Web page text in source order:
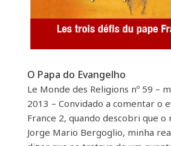
O Papa do Evangelho
Le Monde des Religions nº 59 –
2013 – Convidado a comentar o
France 2, quando descobri que o
Jorge Mario Bergoglio, minha